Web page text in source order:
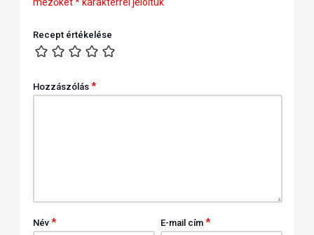
Recept értékelése
Hozzászólás *
Név * E-mail cím*